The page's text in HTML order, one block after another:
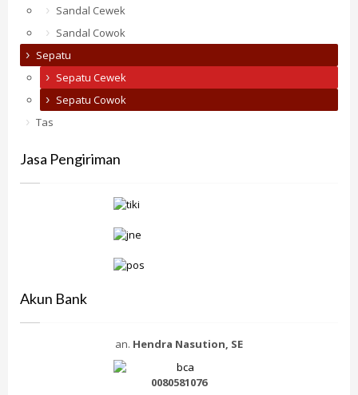
Sandal Cewek
Sandal Cowok
Sepatu
Sepatu Cewek
Sepatu Cowok
Tas
Jasa Pengiriman
Akun Bank
an. Hendra Nasution, SE
0080581076